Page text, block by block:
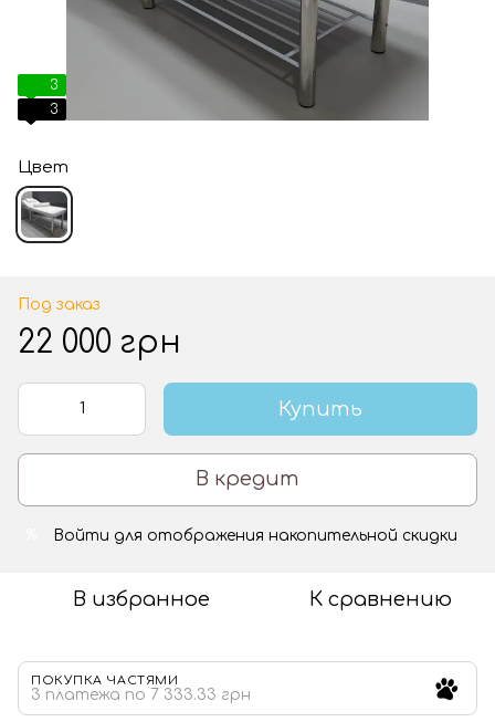
3
3
Цвет
Под заказ
22 000 грн
Купить
В кредит
Войти для отображения накопительной скидки
В избранное К сравнению
ПОКУПКА ЧАСТЯМИ
3 платежа по 7 333.33 грн